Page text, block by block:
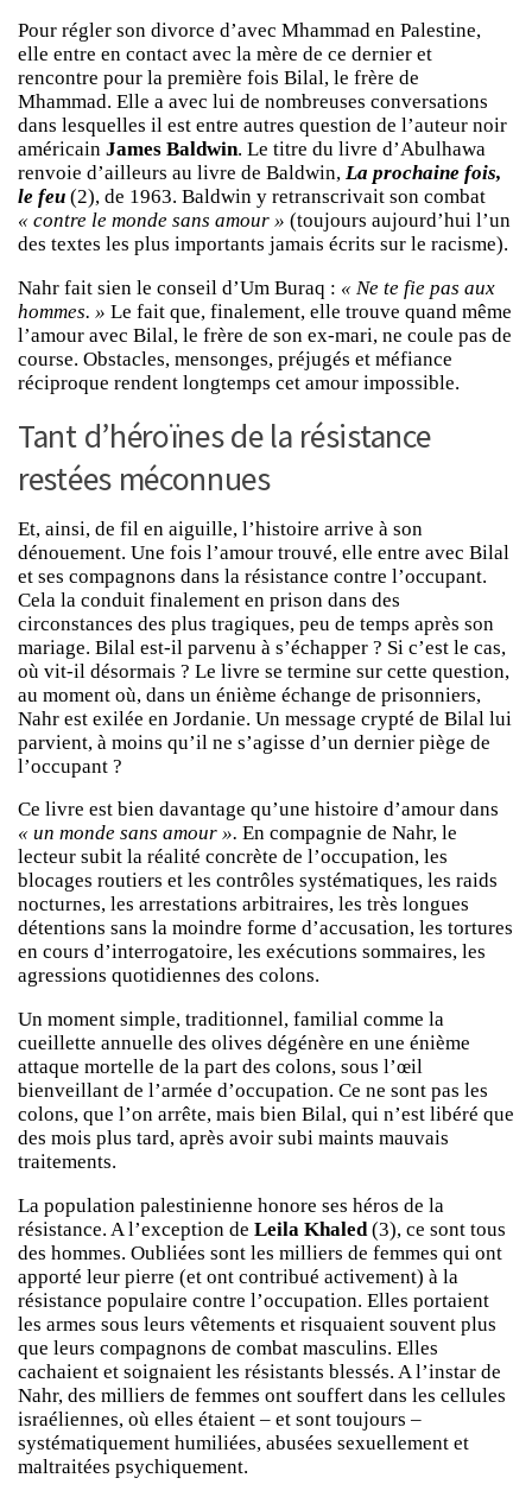
Pour régler son divorce d’avec Mhammad en Palestine,
elle entre en contact avec la mère de ce dernier et
rencontre pour la première fois Bilal, le frère de
Mhammad. Elle a avec lui de nombreuses conversations
dans lesquelles il est entre autres question de l’auteur noir
américain James Baldwin. Le titre du livre d’Abulhawa
renvoie d’ailleurs au livre de Baldwin, La prochaine fois,
le feu (2), de 1963. Baldwin y retranscrivait son combat
« contre le monde sans amour » (toujours aujourd’hui l’un
des textes les plus importants jamais écrits sur le racisme).
Nahr fait sien le conseil d’Um Buraq : « Ne te fie pas aux
hommes. » Le fait que, finalement, elle trouve quand même
l’amour avec Bilal, le frère de son ex-mari, ne coule pas de
course. Obstacles, mensonges, préjugés et méfiance
réciproque rendent longtemps cet amour impossible.
Tant d’héroïnes de la résistance
restées méconnues
Et, ainsi, de fil en aiguille, l’histoire arrive à son
dénouement. Une fois l’amour trouvé, elle entre avec Bilal
et ses compagnons dans la résistance contre l’occupant.
Cela la conduit finalement en prison dans des
circonstances des plus tragiques, peu de temps après son
mariage. Bilal est-il parvenu à s’échapper ? Si c’est le cas,
où vit-il désormais ? Le livre se termine sur cette question,
au moment où, dans un énième échange de prisonniers,
Nahr est exilée en Jordanie. Un message crypté de Bilal lui
parvient, à moins qu’il ne s’agisse d’un dernier piège de
l’occupant ?
Ce livre est bien davantage qu’une histoire d’amour dans
« un monde sans amour ». En compagnie de Nahr, le
lecteur subit la réalité concrète de l’occupation, les
blocages routiers et les contrôles systématiques, les raids
nocturnes, les arrestations arbitraires, les très longues
détentions sans la moindre forme d’accusation, les tortures
en cours d’interrogatoire, les exécutions sommaires, les
agressions quotidiennes des colons.
Un moment simple, traditionnel, familial comme la
cueillette annuelle des olives dégénère en une énième
attaque mortelle de la part des colons, sous l’œil
bienveillant de l’armée d’occupation. Ce ne sont pas les
colons, que l’on arrête, mais bien Bilal, qui n’est libéré que
des mois plus tard, après avoir subi maints mauvais
traitements.
La population palestinienne honore ses héros de la
résistance. A l’exception de Leila Khaled(3), ce sont tous
des hommes. Oubliées sont les milliers de femmes qui ont
apporté leur pierre (et ont contribué activement) à la
résistance populaire contre l’occupation. Elles portaient
les armes sous leurs vêtements et risquaient souvent plus
que leurs compagnons de combat masculins. Elles
cachaient et soignaient les résistants blessés. A l’instar de
Nahr, des milliers de femmes ont souffert dans les cellules
israéliennes, où elles étaient – et sont toujours –
systématiquement humiliées, abusées sexuellement et
maltraitées psychiquement.